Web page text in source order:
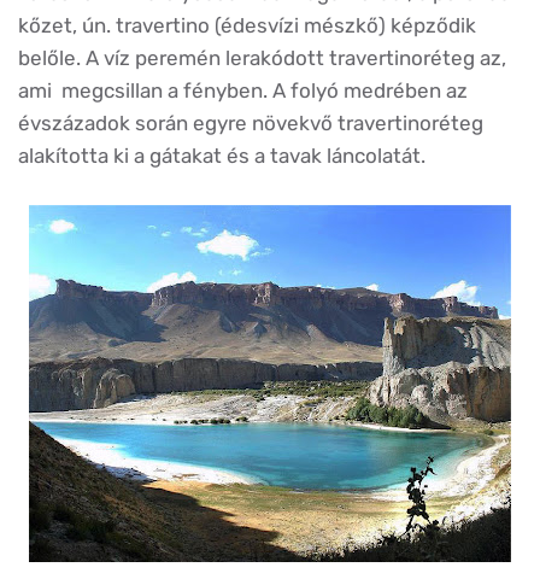
kőzet, ún. travertino (édesvízi mészkő) képződik
belőle. A víz peremén lerakódott travertinoréteg az,
ami megcsillan a fényben. A folyó medrében az
évszázadok során egyre növekvő travertinoréteg
alakította ki a gátakat és a tavak láncolatát.